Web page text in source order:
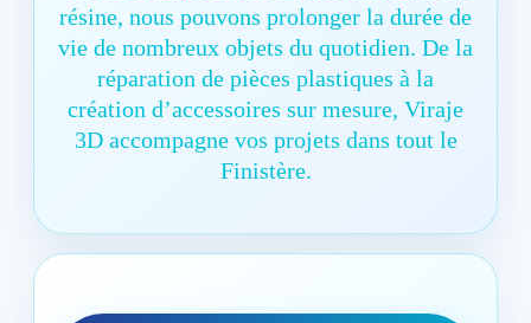
résine, nous pouvons prolonger la durée de
vie de nombreux objets du quotidien. De la
réparation de pièces plastiques à la
création d’accessoires sur mesure, Viraje
3D accompagne vos projets dans tout le
Finistère.